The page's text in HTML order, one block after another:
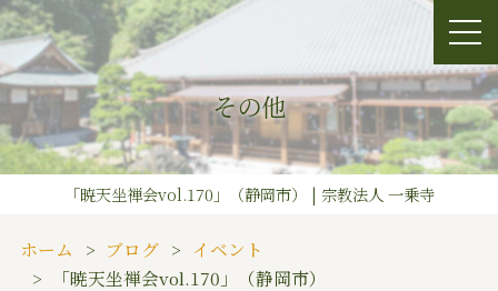
その他
「暁天坐禅会vol.170」（静岡市） | 宗教法人 一乗寺
ホーム ブログ
イベント
「暁天坐禅会vol.170」（静岡市）